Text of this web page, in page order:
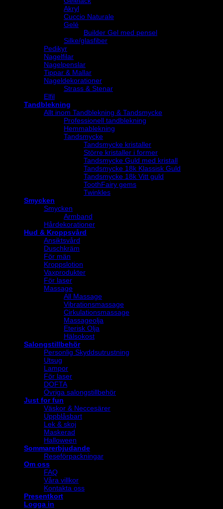
Akryl
Cuccio Naturale
Gelé
Builder Gel med pensel
Silke/glasfiber
Pedikyr
Nagelfilar
Nagelpenslar
Tippar & Mallar
Nageldekorationer
Strass & Stenar
Elfil
Tandblekning
Allt inom Tandblekning & Tandsmycke
Professionell tandblekning
Hemmablekning
Tandsmycke
Tandsmycke kristaller
Större kristaller i former
Tandsmycke Guld med kristall
Tandsmycke 18k Klassisk Guld
Tandsmycke 18k Vitt guld
ToothFairy gems
Twinkles
Smycken
Smycken
Armband
Hårdekorationer
Hud & Kroppsvård
Ansiktsvård
Duschkräm
För män
Kroppslotion
Vaxprodukter
För laser
Massage
All Massage
Vibrationsmassage
Cirkulationsmassage
Massageolja
Eterisk Olja
Hälsokost
Salongstillbehör
Personlig Skyddsutrustning
Utsug
Lampor
För laser
DOFTA
Övriga salongstillbehör
Just for fun
Väskor & Neccesärer
Uppblåsbart
Lek & skoj
Maskerad
Halloween
Sommarerbjudande
Reseförpackningar
Om oss
FAQ
Våra villkor
Kontakta oss
Presentkort
Logga in